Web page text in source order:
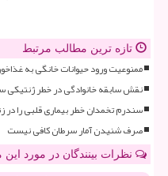
تازه ترین مطالب مرتبط
ممنوعیت ورود حیوانات خانگی به
نقش سابقه خانوادگی در خطر ژنتیکی
سندرم تخمدان خطر بیماری قلبی را در زنان ۴ برابر
صرف شنیدن آمار سرطان کافی نیست
نظرات بینندگان در مورد